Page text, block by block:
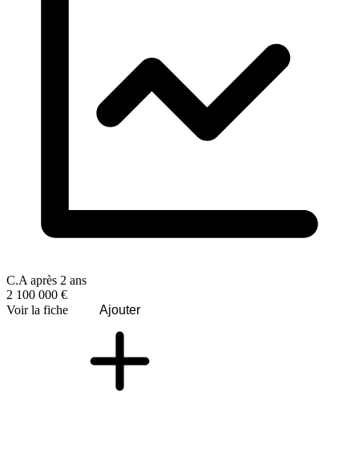
C.A après 2 ans
2 100 000 €
Voir la fiche
Ajouter